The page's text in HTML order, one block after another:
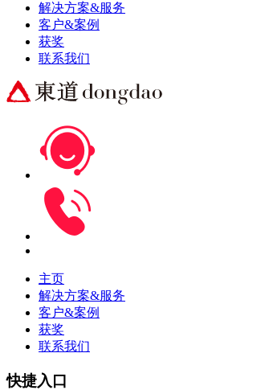
解决方案&服务
客户&案例
获奖
联系我们
主页
解决方案&服务
客户&案例
获奖
联系我们
快捷入口